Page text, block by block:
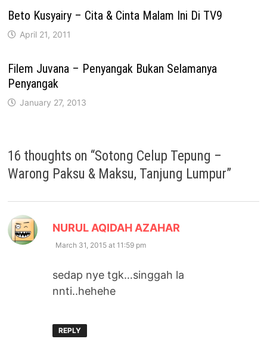
Beto Kusyairy – Cita & Cinta Malam Ini Di TV9
April 21, 2011
Filem Juvana – Penyangak Bukan Selamanya
Penyangak
January 27, 2013
16 thoughts on “Sotong Celup Tepung –
Warong Paksu & Maksu, Tanjung Lumpur”
NURUL AQIDAH AZAHAR
March 31, 2015 at 11:59 pm
sedap nye tgk…singgah la
nnti..hehehe
REPLY